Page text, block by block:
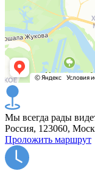
Мы всегда рады
Россия, 123060,
Проложить маршрут